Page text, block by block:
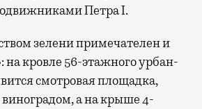
Петра I.
зелени примечателен и
кровле 56-этажного урбан-
смотровая площадка,
а на крыше 4-